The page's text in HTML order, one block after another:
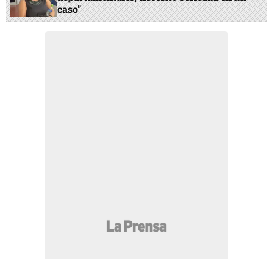
caso"